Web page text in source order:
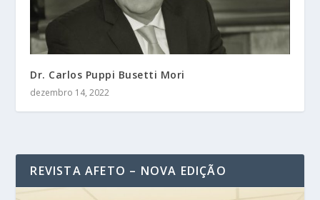
Dr. Carlos Puppi Busetti Mori
dezembro 14, 2022
REVISTA AFETO – NOVA EDIÇÃO